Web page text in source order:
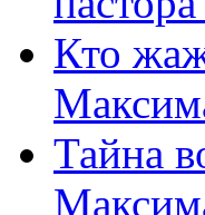
Кто
Тайна